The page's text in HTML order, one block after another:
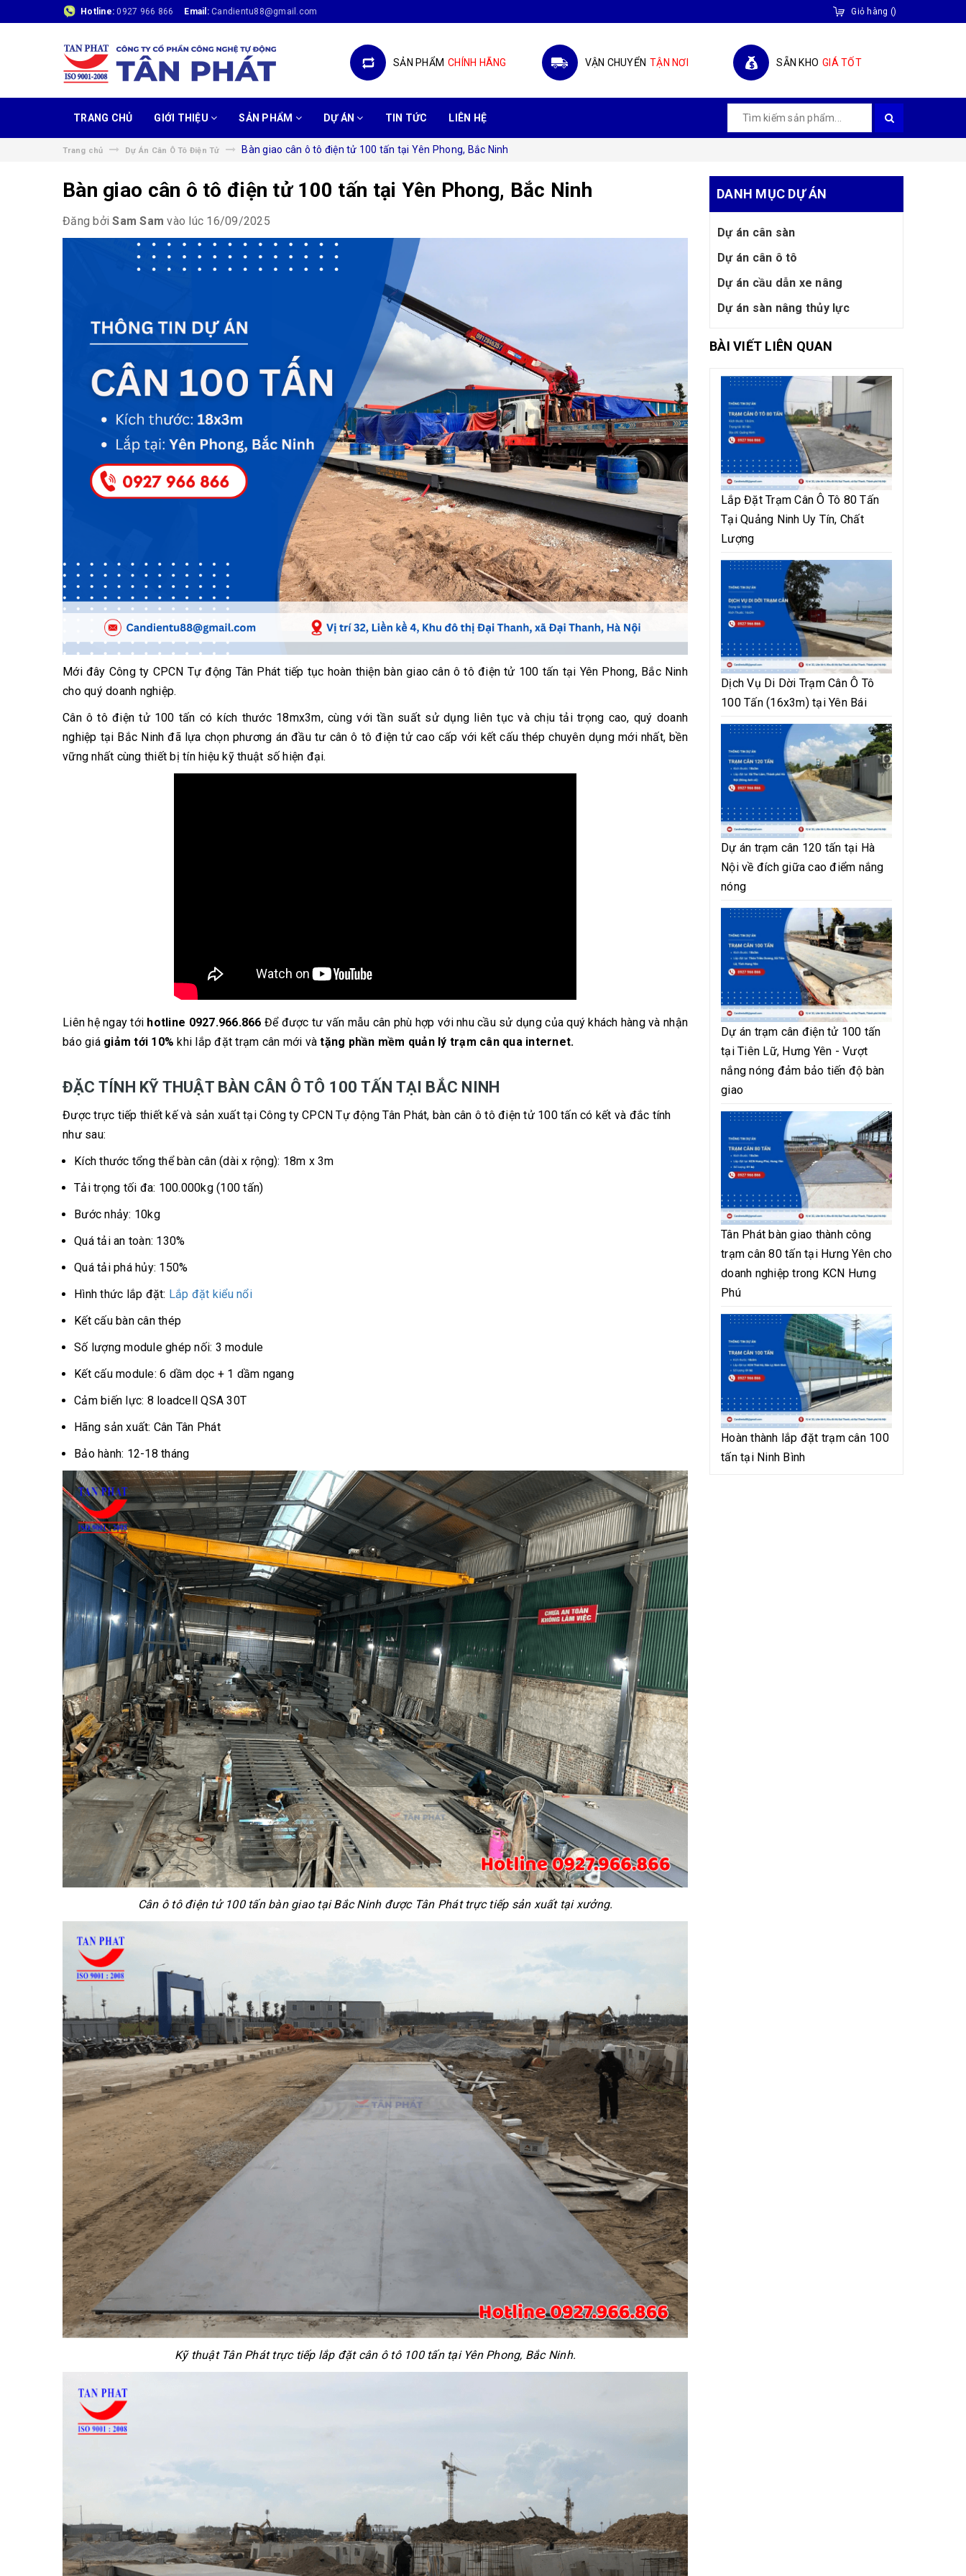
Hotline:0927 966 866 Email: Candientu88@gmail.com Giỏ hàng ()
SẢN PHẨM CHÍNH HÃNG VẬN CHUYỂN TẬN NƠI SẴN KHO GIÁ TỐT
TRANG CHỦ GIỚI THIỆU SẢN PHẨM DỰ ÁN TIN TỨC LIÊN HỆ
Trang chủ Dự Án Cân Ô Tô Điện Tử Bàn giao cân ô tô điện tử 100 tấn tại Yên Phong, Bắc Ninh
Bàn giao cân ô tô điện tử 100 tấn tại Yên Phong, Bắc Ninh
Đăng bởiSam Sam vào lúc 16/09/2025
Mới đây Công ty CPCN Tự động Tân Phát tiếp tục hoàn thiện bàn giao cân ô tô điện tử 100 tấn tại Yên Phong, Bắc Ninh
cho quý doanh nghiệp.
Cân ô tô điện tử 100 tấn có kích thước 18mx3m, cùng với tần suất sử dụng liên tục và chịu tải trọng cao, quý doanh
nghiệp tại Bắc Ninh đã lựa chọn phương án đầu tư cân ô tô điện tử cao cấp với kết cấu thép chuyên dụng mới nhất, bền
vững nhất cùng thiết bị tín hiệu kỹ thuật số hiện đại.
Liên hệ ngay tới hotline 0927.966.866 Để được tư vấn mẫu cân phù hợp với nhu cầu sử dụng của quý khách hàng và nhận
báo giá giảm tới 10%khi lắp đặt trạm cân mới vàtặng phần mềm quản lý trạm cân qua internet.
ĐẶC TÍNH KỸ THUẬT BÀN CÂN Ô TÔ 100 TẤN TẠI BẮC NINH
Được trực tiếp thiết kế và sản xuất tại Công ty CPCN Tự động Tân Phát, bàn cân ô tô điện tử 100 tấn có kết và đắc tính
như sau:
Kích thước tổng thể bàn cân (dài x rộng): 18m x 3m
Tải trọng tối đa: 100.000kg (100 tấn)
Bước nhảy: 10kg
Quá tải an toàn: 130%
Quá tải phá hủy: 150%
Hình thức lắp đặt: Lắp đặt kiểu nổi
Kết cấu bàn cân thép
Số lượng module ghép nối: 3 module
Kết cấu module: 6 dầm dọc + 1 dầm ngang
Cảm biến lực: 8 loadcell QSA 30T
Hãng sản xuất: Cân Tân Phát
Bảo hành: 12-18 tháng
Cân ô tô điện tử 100 tấn bàn giao tại Bắc Ninh được Tân Phát trực tiếp sản xuất tại xưởng.
Kỹ thuật Tân Phát trực tiếp lắp đặt cân ô tô 100 tấn tại Yên Phong, Bắc Ninh.
DANH MỤC DỰ ÁN
Dự án cân sàn
Dự án cân ô tô
Dự án cầu dẫn xe nâng
Dự án sàn nâng thủy lực
BÀI VIẾT LIÊN QUAN
Lắp Đặt Trạm Cân Ô Tô 80 Tấn
Tại Quảng Ninh Uy Tín, Chất
Lượng
Dịch Vụ Di Dời Trạm Cân Ô Tô
100 Tấn (16x3m) tại Yên Bái
Dự án trạm cân 120 tấn tại Hà
Nội về đích giữa cao điểm nắng
nóng
Dự án trạm cân điện tử 100 tấn
tại Tiên Lữ, Hưng Yên - Vượt
nắng nóng đảm bảo tiến độ bàn
giao
Tân Phát bàn giao thành công
trạm cân 80 tấn tại Hưng Yên cho
doanh nghiệp trong KCN Hưng
Phú
Hoàn thành lắp đặt trạm cân 100
tấn tại Ninh Bình